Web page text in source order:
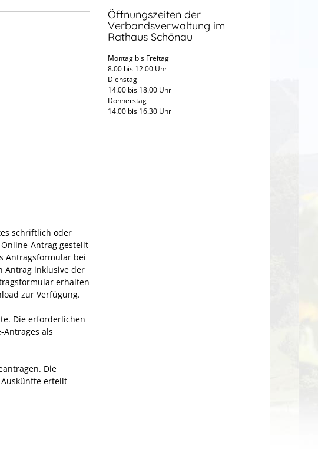
schriftlich oder
Antrag gestellt
Antragsformular bei
Antrag inklusive der
erhalten
zur Verfügung.
Die erforderlichen
Antrages als
ntragen. Die
erteilt
Öffnungszeiten der
Verbandsverwaltung im
Rathaus Schönau
Montag bis Freitag
8.00 bis 12.00 Uhr
Dienstag
14.00 bis 18.00 Uhr
Donnerstag
14.00 bis 16.30 Uhr